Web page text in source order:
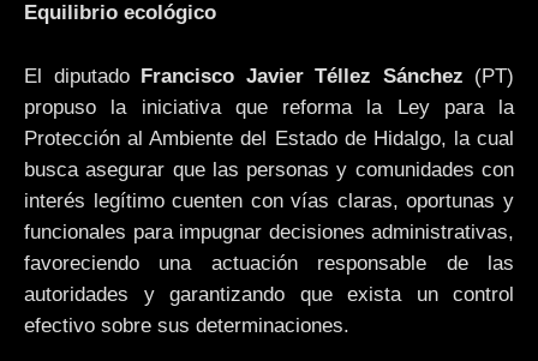
Equilibrio ecológico
El diputado Francisco Javier Téllez Sánchez (PT)
propuso la iniciativa que reforma la Ley para la
Protección al Ambiente del Estado de Hidalgo, la cual
busca asegurar que las personas y comunidades con
interés legítimo cuenten con vías claras, oportunas y
funcionales para impugnar decisiones administrativas,
favoreciendo una actuación responsable de las
autoridades y garantizando que exista un control
efectivo sobre sus determinaciones.